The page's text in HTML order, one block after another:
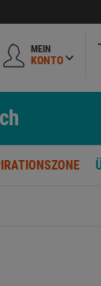
MEIN
KONTO